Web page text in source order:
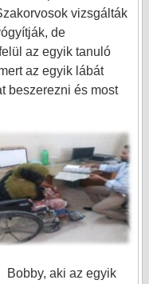
vizsgálták
de
az egyik tanuló
az egyik lábát
beszerezni és most
Bobby, aki az egyik